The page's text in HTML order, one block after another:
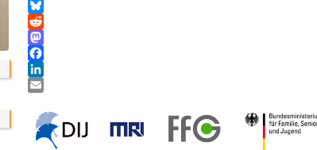
Bluesky
Reddit
Mastodon
Facebook
LinkedIn